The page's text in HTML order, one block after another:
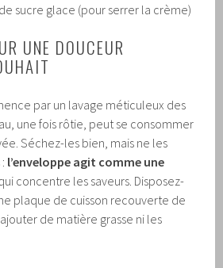
sucre glace (pour serrer la crème)
UNE DOUCEUR
par un lavage méticuleux des
une fois rôtie, peut se consommer
Séchez-les bien, mais ne les
l’enveloppe agit comme une
concentre les saveurs. Disposez-
plaque de cuisson recouverte de
de matière grasse ni les